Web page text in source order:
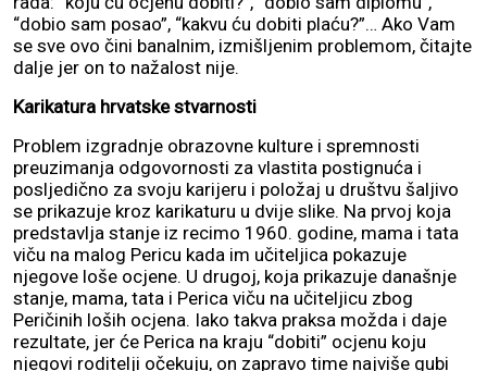
“dobio sam posao”, “kakvu ću dobiti plaću?”… Ako Vam
se sve ovo čini banalnim, izmišljenim problemom, čitajte
dalje jer on to nažalost nije.
Karikatura hrvatske stvarnosti
Problem izgradnje obrazovne kulture i spremnosti
preuzimanja odgovornosti za vlastita postignuća i
posljedično za svoju karijeru i položaj u društvu šaljivo
se prikazuje kroz karikaturu u dvije slike. Na prvoj koja
predstavlja stanje iz recimo 1960. godine, mama i tata
viču na malog Pericu kada im učiteljica pokazuje
njegove loše ocjene. U drugoj, koja prikazuje današnje
stanje, mama, tata i Perica viču na učiteljicu zbog
Peričinih loših ocjena. Iako takva praksa možda i daje
rezultate, jer će Perica na kraju “dobiti” ocjenu koju
njegovi roditelji očekuju, on zapravo time najviše gubi